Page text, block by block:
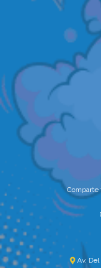
Comparte
Av. Del